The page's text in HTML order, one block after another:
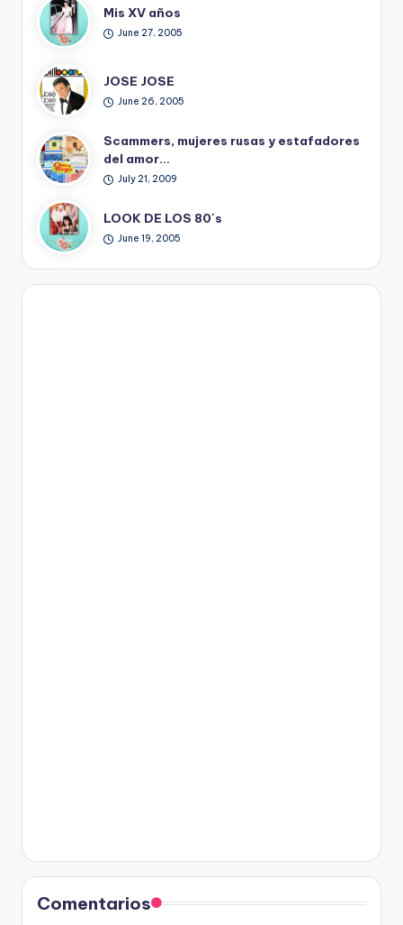
Mis XV años
June 27, 2005
JOSE JOSE
June 26, 2005
Scammers, mujeres rusas y estafadores
del amor…
July 21, 2009
LOOK DE LOS 80´s
June 19, 2005
Comentarios